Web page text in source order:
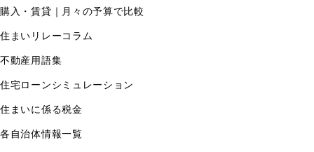
購入・賃貸｜月々の予算で比較
住まいリレーコラム
不動産用語集
住宅ローンシミュレーション
住まいに係る税金
各自治体情報一覧